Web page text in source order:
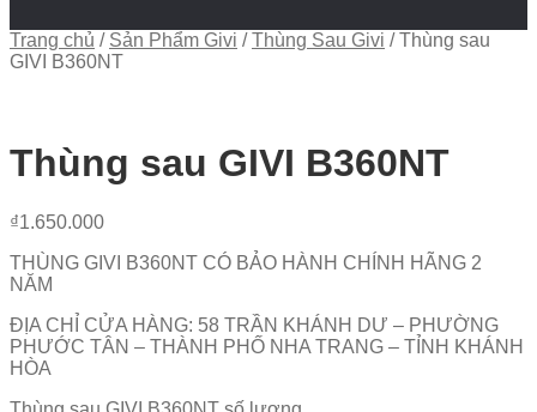
Trang chủ / Sản Phẩm Givi /Thùng Sau Givi /Thùng sau
GIVI B360NT
Thùng sau GIVI B360NT
₫1.650.000
THÙNG GIVI B360NT CÓ BẢO HÀNH CHÍNH HÃNG 2
NĂM
ĐỊA CHỈ CỬA HÀNG: 58 TRẦN KHÁNH DƯ – PHƯỜNG
PHƯỚC TÂN – THÀNH PHỐ NHA TRANG – TỈNH KHÁNH
HÒA